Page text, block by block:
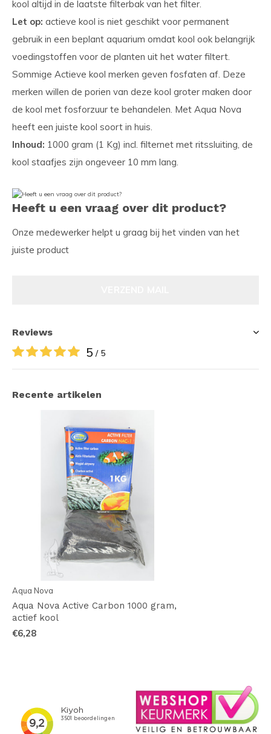
kool altijd in de laatste filterbak van het filter.
Let op: actieve kool is niet geschikt voor permanent
gebruik in een beplant aquarium omdat kool ook belangrijk
voedingstoffen voor de planten uit het water filtert.
Sommige Actieve kool merken geven fosfaten af. Deze
merken willen de porien van deze kool groter maken door
de kool met fosforzuur te behandelen. Met Aqua Nova
heeft een juiste kool soort in huis.
Inhoud: 1000 gram (1 Kg) incl. filternet met ritssluiting, de
kool staafjes zijn ongeveer 10 mm lang.
Heeft u een vraag over dit product?
Onze medewerker helpt u graag bij het vinden van het
juiste product
Reviews
5 / 5
Recente artikelen
Aqua Nova
Aqua Nova Active Carbon 1000 gram,
actief kool
€6,28